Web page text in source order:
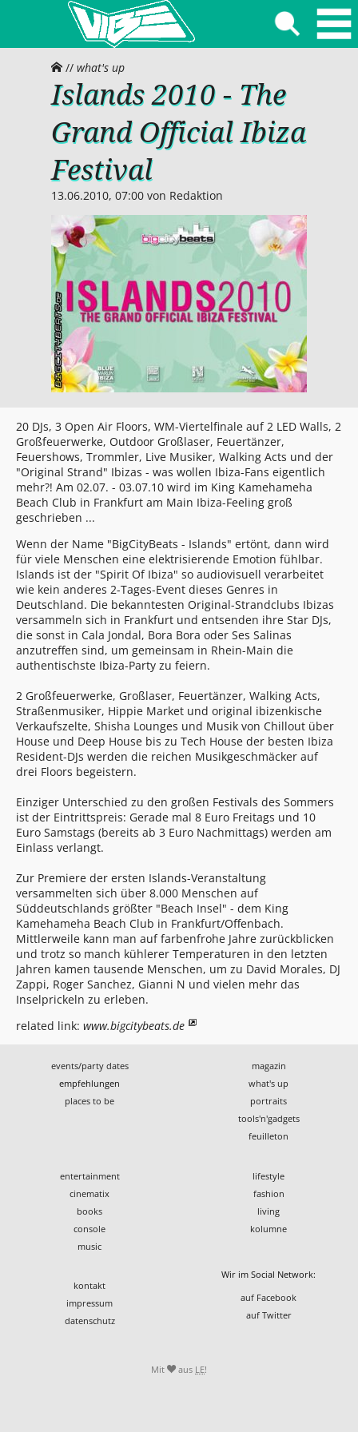
// what's up
Islands 2010 - The
Grand Official Ibiza
Festival
13.06.2010, 07:00 von Redaktion
20 DJs, 3 Open Air Floors, WM-Viertelfinale auf 2 LED Walls, 2
Großfeuerwerke, Outdoor Großlaser, Feuertänzer,
Feuershows, Trommler, Live Musiker, Walking Acts und der
"Original Strand" Ibizas - was wollen Ibiza-Fans eigentlich
mehr?! Am 02.07. - 03.07.10 wird im King Kamehameha
Beach Club in Frankfurt am Main Ibiza-Feeling groß
geschrieben ...
Wenn der Name "BigCityBeats - Islands" ertönt, dann wird
für viele Menschen eine elektrisierende Emotion fühlbar.
Islands ist der "Spirit Of Ibiza" so audiovisuell verarbeitet
wie kein anderes 2-Tages-Event dieses Genres in
Deutschland. Die bekanntesten Original-Strandclubs Ibizas
versammeln sich in Frankfurt und entsenden ihre Star DJs,
die sonst in Cala Jondal, Bora Bora oder Ses Salinas
anzutreffen sind, um gemeinsam in Rhein-Main die
authentischste Ibiza-Party zu feiern.
2 Großfeuerwerke, Großlaser, Feuertänzer, Walking Acts,
Straßenmusiker, Hippie Market und original ibizenkische
Verkaufszelte, Shisha Lounges und Musik von Chillout über
House und Deep House bis zu Tech House der besten Ibiza
Resident-DJs werden die reichen Musikgeschmäcker auf
drei Floors begeistern.
Einziger Unterschied zu den großen Festivals des Sommers
ist der Eintrittspreis: Gerade mal 8 Euro Freitags und 10
Euro Samstags (bereits ab 3 Euro Nachmittags) werden am
Einlass verlangt.
Zur Premiere der ersten Islands-Veranstaltung
versammelten sich über 8.000 Menschen auf
Süddeutschlands größter "Beach Insel" - dem King
Kamehameha Beach Club in Frankfurt/Offenbach.
Mittlerweile kann man auf farbenfrohe Jahre zurückblicken
und trotz so manch kühlerer Temperaturen in den letzten
Jahren kamen tausende Menschen, um zu David Morales, DJ
Zappi, Roger Sanchez, Gianni N und vielen mehr das
Inselprickeln zu erleben.
related link: www.bigcitybeats.de
events/party dates
empfehlungen
places to be
magazin
what's up
portraits
tools'n'gadgets
feuilleton
entertainment
cinematix
books
console
music
lifestyle
fashion
living
kolumne
kontakt
impressum
datenschutz
Wir im Social Network:
auf Facebook
auf Twitter
Mit aus LE!